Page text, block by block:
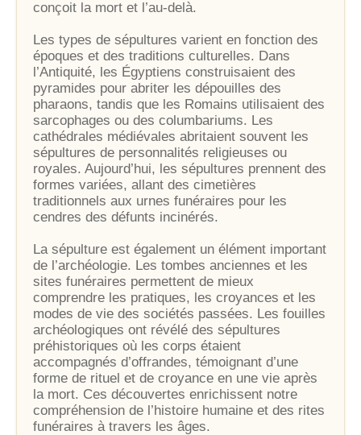
conçoit la mort et l’au-delà.
Les types de sépultures varient en fonction des
époques et des traditions culturelles. Dans
l’Antiquité, les Égyptiens construisaient des
pyramides pour abriter les dépouilles des
pharaons, tandis que les Romains utilisaient des
sarcophages ou des columbariums. Les
cathédrales médiévales abritaient souvent les
sépultures de personnalités religieuses ou
royales. Aujourd’hui, les sépultures prennent des
formes variées, allant des cimetières
traditionnels aux urnes funéraires pour les
cendres des défunts incinérés.
La sépulture est également un élément important
de l’archéologie. Les tombes anciennes et les
sites funéraires permettent de mieux
comprendre les pratiques, les croyances et les
modes de vie des sociétés passées. Les fouilles
archéologiques ont révélé des sépultures
préhistoriques où les corps étaient
accompagnés d’offrandes, témoignant d’une
forme de rituel et de croyance en une vie après
la mort. Ces découvertes enrichissent notre
compréhension de l’histoire humaine et des rites
funéraires à travers les âges.